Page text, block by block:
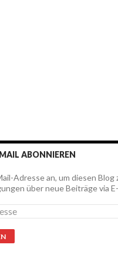
ABONNIEREN
Adresse an, um diesen Blog
über neue Beiträge via